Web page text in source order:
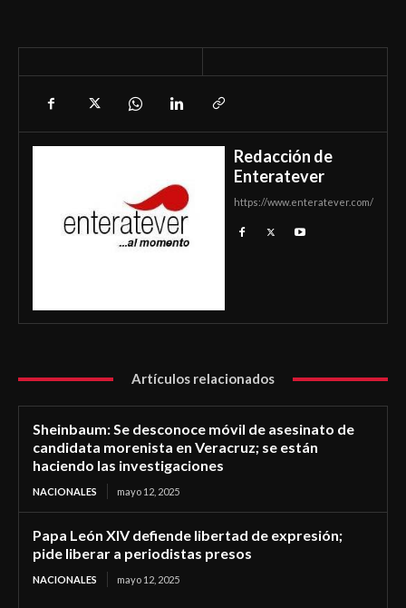
Redacción de
Enteratever
https://www.enteratever.com/
Artículos relacionados
Sheinbaum: Se desconoce móvil de asesinato de
candidata morenista en Veracruz; se están
haciendo las investigaciones
NACIONALES mayo 12, 2025
Papa León XIV defiende libertad de expresión;
pide liberar a periodistas presos
NACIONALES mayo 12, 2025